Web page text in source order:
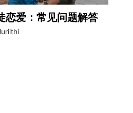
恋爱：常见问题解答